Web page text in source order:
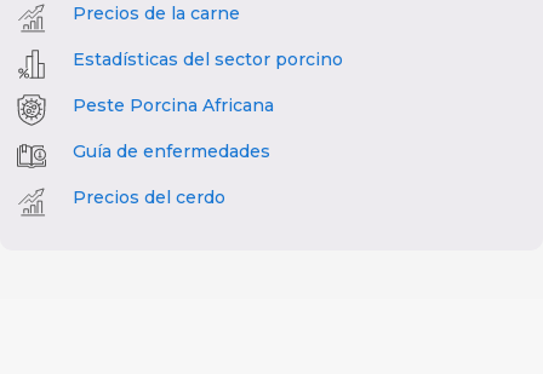
Precios de la carne
Estadísticas del sector porcino
Peste Porcina Africana
Guía de enfermedades
Precios del cerdo